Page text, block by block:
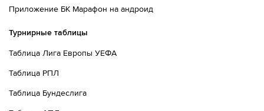
далеко, он валит Пате Сисс.
82´ Валенсия совершает вбрасывание на своей половине
83´ Валенсия совершает вбрасывание на своей половине
84´
Валенсия совершает вбрасывание на половине поля
Приложение БК Марафон на андроид
Турнирные таблицы
Таблица Лига Европы УЕФА
Таблица РПЛ
Таблица Бундеслига